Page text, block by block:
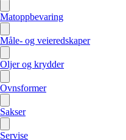
Matoppbevaring
Måle- og veieredskaper
Oljer og krydder
Ovnsformer
Sakser
Servise